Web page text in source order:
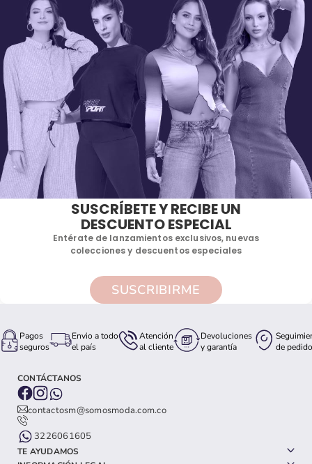
SUSCRÍBETE Y RECIBE UN
DESCUENTO ESPECIAL
Entérate de lanzamientos exclusivos, nuevas
colecciones y descuentos especiales
SUSCRIBIRME
Pagos
seguros
Envio a todo
el país
Atención
al cliente
Devoluciones
y garantía
de pedido
CONTÁCTANOS
contactosm@somosmoda.com.co
3226061605
TE AYUDAMOS